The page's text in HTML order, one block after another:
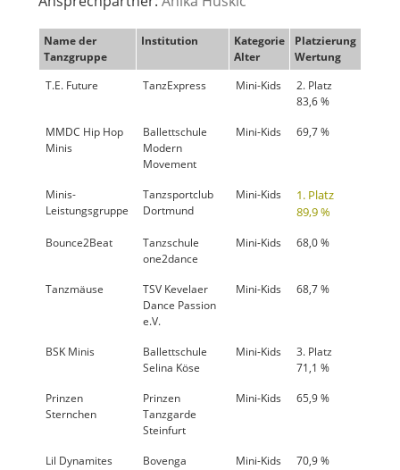
Name der
Tanzgruppe
Institution
Kategorie
Alter
Platzierung
Wertung
T.E. Future
TanzExpress Mini-Kids
2. Platz
83,6 %
MMDC Hip Hop
Minis
Ballettschule
Modern
Movement
Mini-Kids 69,7 %
Minis-
Leistungsgruppe
Tanzsportclub
Dortmund
Mini-Kids
1. Platz
89,9 %
Bounce2Beat
Tanzschule
one2dance
Mini-Kids 68,0 %
Tanzmäuse
TSV Kevelaer
Dance Passion
e.V.
Mini-Kids 68,7 %
BSK Minis
Ballettschule
Selina Köse
Mini-Kids
3. Platz
71,1 %
Prinzen
Sternchen
Prinzen
Tanzgarde
Steinfurt
Mini-Kids 65,9 %
Lil Dynamites
Bovenga
Mini-Kids 70,9 %